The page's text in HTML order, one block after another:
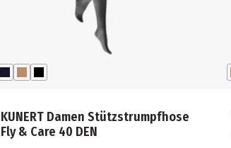
KUNERT Damen Stützstrumpfhose
Fly & Care 40 DEN